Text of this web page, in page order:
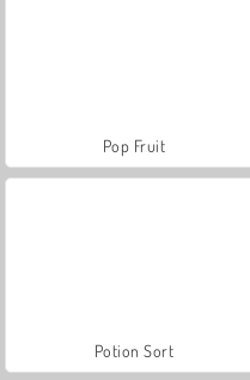
Pop Fruit
Potion Sort